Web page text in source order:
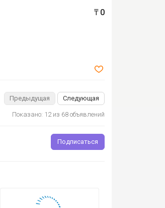
₸ 0
Предыдущая Следующая
Показано: 12 из 68 объявлений
Подписаться